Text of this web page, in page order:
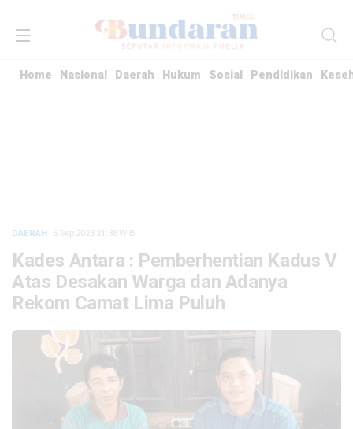
Home Nasional Daerah Hukum Sosial Pendidikan
DAERAH · 6 Sep 202321:38WIB
Kades Antara : Pemberhentian Kadus V
Atas Desakan Warga dan Adanya
Rekom Camat Lima Puluh